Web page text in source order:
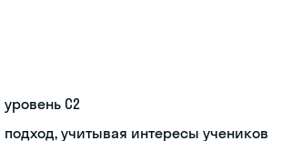
уровень С2
учитывая интересы учеников